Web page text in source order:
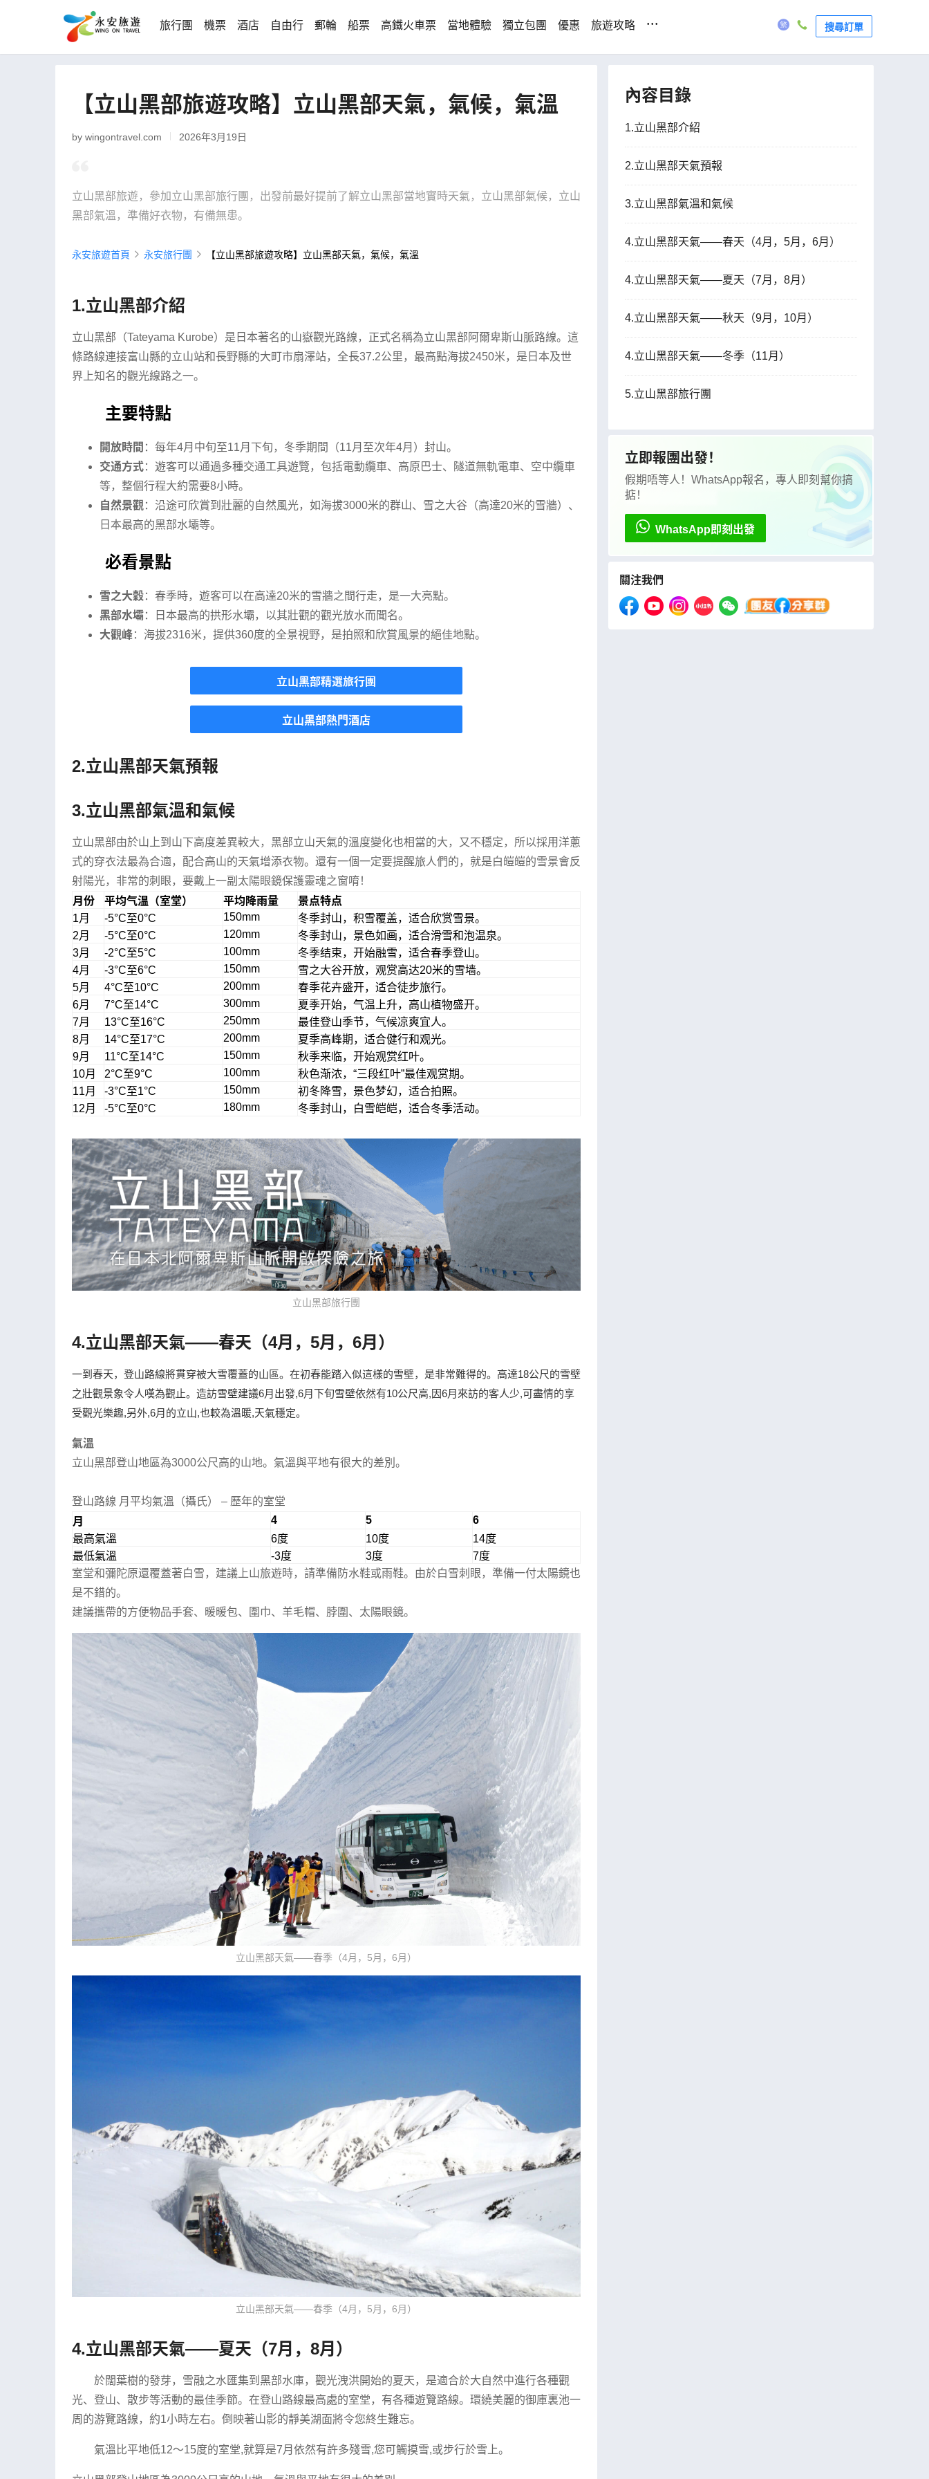
旅行團 機票 酒店 自由行 郵輪 船票 高鐵火車票 當地體驗 獨立包團 優惠 旅遊攻略 ... 搜尋訂單
【立山黑部旅遊攻略】立山黑部天氣，氣候，氣溫
by wingontravel.com 2026年3月19日
立山黑部旅遊，參加立山黑部旅行團，出發前最好提前了解立山黑部當地實時天氣，立山黑部氣候，立山
黑部氣溫，準備好衣物，有備無患。
永安旅遊首頁 永安旅行團 【立山黑部旅遊攻略】立山黑部天氣，氣候，氣溫
1.立山黑部介紹
立山黑部（Tateyama Kurobe）是日本著名的山嶽觀光路線，正式名稱為立山黑部阿爾卑斯山脈路線。這
條路線連接富山縣的立山站和長野縣的大町市扇澤站，全長37.2公里，最高點海拔2450米，是日本及世
界上知名的觀光線路之一。
主要特點
開放時間 ：每年4月中旬至11月下旬，冬季期間（11月至次年4月）封山。
交通方式：遊客可以通過多種交通工具遊覽，包括電動纜車、高原巴士、隧道無軌電車、空中纜車
等，整個行程大約需要8小時。
自然景觀 ：沿途可欣賞到壯麗的自然風光，如海拔3000米的群山、雪之大谷（高達20米的雪牆）、
日本最高的黑部水壩等。
必看景點
雪之大穀：春季時，遊客可以在高達20米的雪牆之間行走，是一大亮點。
黑部水壩：日本最高的拱形水壩，以其壯觀的觀光放水而聞名。
大觀峰：海拔2316米，提供360度的全景視野，是拍照和欣賞風景的絕佳地點。
立山黑部精選旅行團
立山黑部熱門酒店
2.立山黑部天氣預報
3.立山黑部氣溫和氣候
立山黑部由於山上到山下高度差異較大，黑部立山天氣的溫度變化也相當的大，又不穩定，所以採用洋蔥
式的穿衣法最為合適，配合高山的天氣增添衣物。還有一個一定要提醒旅人們的，就是白皚皚的雪景會反
射陽光，非常的刺眼，要戴上一副太陽眼鏡保護靈魂之窗唷！
月份
平均气温（室堂） 平均降雨量
景点特点
1月
-5°C至0°C 150mm
冬季封山，积雪覆盖，适合欣赏雪景。
2月
-5°C至0°C 120mm
冬季封山，景色如画，适合滑雪和泡温泉。
3月
-2°C至5°C 100mm
冬季结束，开始融雪，适合春季登山。
4月
-3°C至6°C 150mm
雪之大谷开放，观赏高达20米的雪墙。
5月
4°C至10°C 200mm
春季花卉盛开，适合徒步旅行。
6月
7°C至14°C 300mm
夏季开始，气温上升，高山植物盛开。
7月
13°C至16°C 250mm
最佳登山季节，气候凉爽宜人。
8月
14°C至17°C 200mm
夏季高峰期，适合健行和观光。
9月
11°C至14°C 150mm
秋季来临，开始观赏红叶。
10月
2°C至9°C 100mm
秋色渐浓，“三段红叶”最佳观赏期。
11月
-3°C至1°C 150mm
初冬降雪，景色梦幻，适合拍照。
12月
-5°C至0°C 180mm 冬季封山，白雪皑皑，适合冬季活动。
立山黑部旅行團
4.立山黑部天氣——春天（4月，5月，6月）
一到春天，登山路線將貫穿被大雪覆蓋的山區。在初春能踏入似這樣的雪壁，是非常難得的。高達18公尺的雪壁
之壯觀景象令人嘆為觀止。造訪雪壁建議6月出發,6月下旬雪壁依然有10公尺高,因6月來訪的客人少,可盡情的享
受觀光樂趣,另外,6月的立山,也較為溫暖,天氣穩定。
氣溫
立山黑部登山地區為3000公尺高的山地。氣溫與平地有很大的差別。
登山路線 月平均氣溫（攝氏） – 歷年的室堂
月
4 5
6
最高氣溫
6度 10度
14度
最低氣溫
-3度 3度
7度
室堂和彌陀原還覆蓋著白雪，建議上山旅遊時，請準備防水鞋或雨鞋。由於白雪刺眼，準備一付太陽鏡也
是不錯的。
建議攜帶的方便物品手套、暖暖包、圍巾、羊毛帽、脖圍、太陽眼鏡。
立山黑部天氣——春季（4月，5月，6月）
立山黑部天氣——春季（4月，5月，6月）
4.立山黑部天氣——夏天（7月，8月）
於闊葉樹的發芽，雪融之水匯集到黑部水庫，觀光洩洪開始的夏天，是適合於大自然中進行各種觀
光、登山、散步等活動的最佳季節。在登山路線最高處的室堂，有各種遊覽路線。環繞美麗的御庫裏池一
周的游覽路線，約1小時左右。倒映著山影的靜美湖面將令您終生難忘。
氣溫比平地低12～15度的室堂,就算是7月依然有許多殘雪,您可觸摸雪,或步行於雪上。
內容目錄
1.立山黑部介紹
2.立山黑部天氣預報
3.立山黑部氣溫和氣候
4.立山黑部天氣——春天（4月，5月，6月）
4.立山黑部天氣——夏天（7月，8月）
4.立山黑部天氣——秋天（9月，10月）
4.立山黑部天氣——冬季（11月）
5.立山黑部旅行團
立即報團出發！
假期唔等人！WhatsApp報名，專人即刻幫你搞
掂！
WhatsApp即刻出發
關注我們